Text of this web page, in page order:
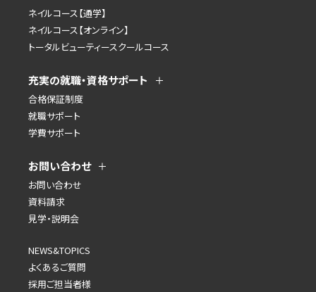
ネイルコース【通学】
ネイルコース【オンライン】
トータルビューティースクールコース
お問い合わせ
お問い合わせ
資料請求
見学・説明会
充実の就職・資格サポート
合格保証制度
就職サポート
学費サポート
NEWS&TOPICS
よくあるご質問
採用ご担当者様